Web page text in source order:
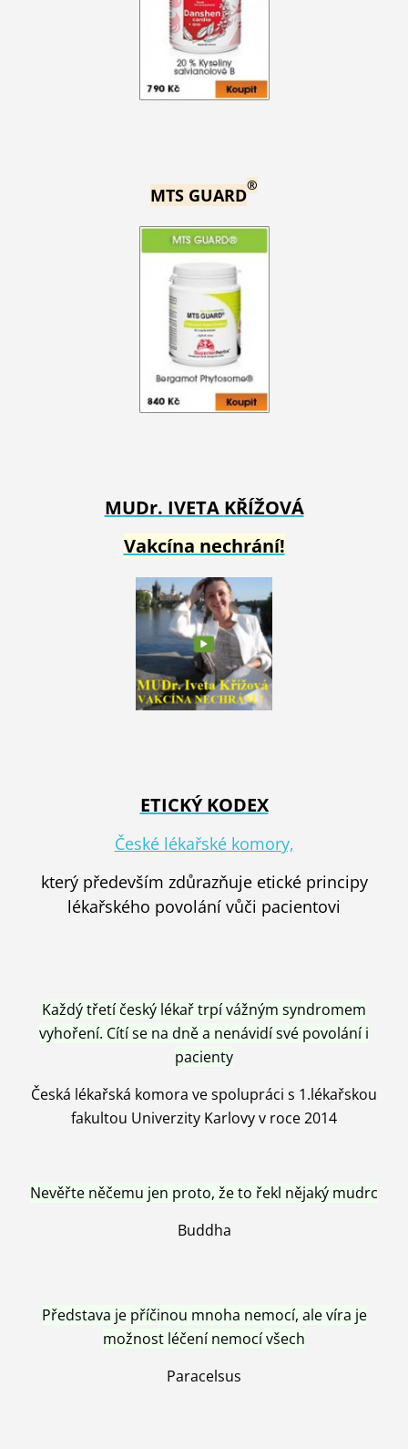
MTS GUARD®
MUDr. IVETA KŘÍŽOVÁ
Vakcína nechrání!
ETICKÝ KODEX
České lékařské komory,
který především zdůrazňuje etické principy
lékařského povolání vůči pacientovi
Každý třetí český lékař trpí vážným syndromem
vyhoření. Cítí se na dně a nenávidí své povolání i
pacienty
Česká lékařská komora ve spolupráci s 1.lékařskou
fakultou Univerzity Karlovy v roce 2014
Nevěřte něčemu jen proto, že to řekl nějaký mudrc
Buddha
Představa je příčinou mnoha nemocí, ale víra je
možnost léčení nemocí všech
Paracelsus